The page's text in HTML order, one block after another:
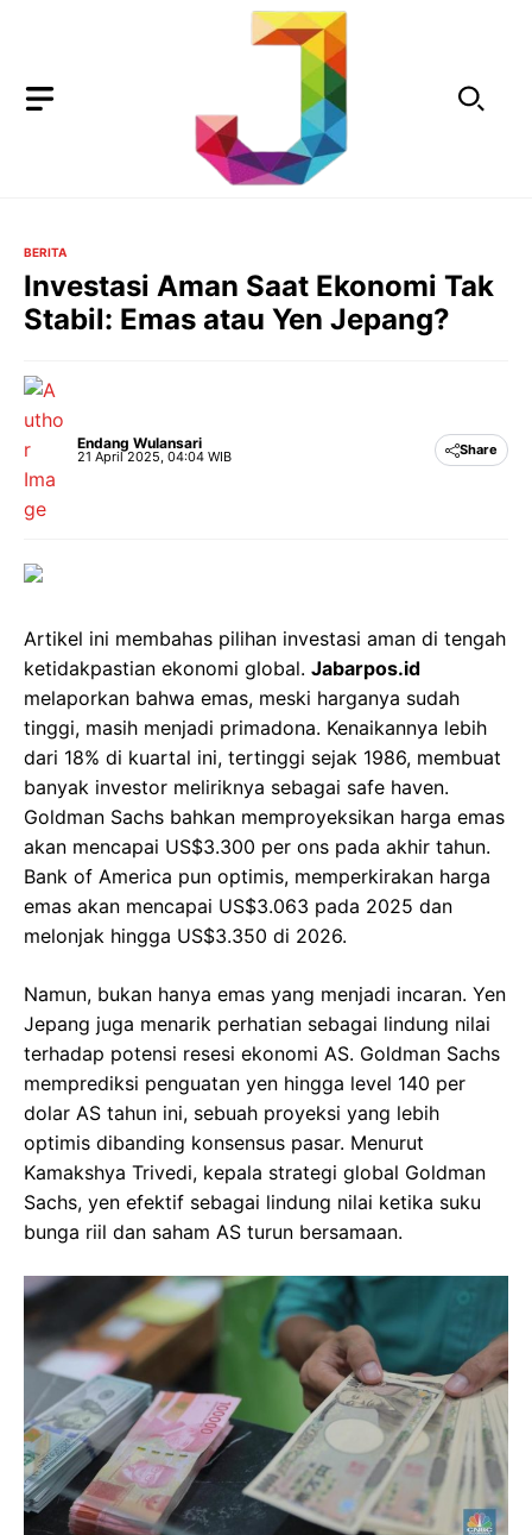
BERITA
Investasi Aman Saat Ekonomi Tak
Stabil: Emas atau Yen Jepang?
Endang Wulansari
21 April 2025, 04:04 WIB Share
Artikel ini membahas pilihan investasi aman di tengah
ketidakpastian ekonomi global. Jabarpos.id
melaporkan bahwa emas, meski harganya sudah
tinggi, masih menjadi primadona. Kenaikannya lebih
dari 18% di kuartal ini, tertinggi sejak 1986, membuat
banyak investor meliriknya sebagai safe haven.
Goldman Sachs bahkan memproyeksikan harga emas
akan mencapai US$3.300 per ons pada akhir tahun.
Bank of America pun optimis, memperkirakan harga
emas akan mencapai US$3.063 pada 2025 dan
melonjak hingga US$3.350 di 2026.
Namun, bukan hanya emas yang menjadi incaran. Yen
Jepang juga menarik perhatian sebagai lindung nilai
terhadap potensi resesi ekonomi AS. Goldman Sachs
memprediksi penguatan yen hingga level 140 per
dolar AS tahun ini, sebuah proyeksi yang lebih
optimis dibanding konsensus pasar. Menurut
Kamakshya Trivedi, kepala strategi global Goldman
Sachs, yen efektif sebagai lindung nilai ketika suku
bunga riil dan saham AS turun bersamaan.